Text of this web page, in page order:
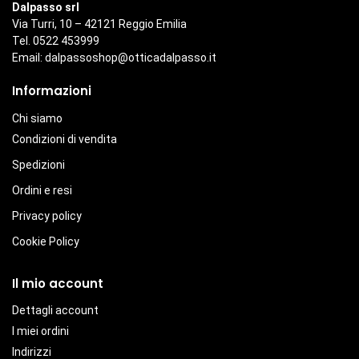
Dalpasso srl
Via Turri, 10 – 42121 Reggio Emilia
Tel. 0522 453999
Email: dalpassoshop@otticadalpasso.it
Informazioni
Chi siamo
Condizioni di vendita
Spedizioni
Ordini e resi
Privacy policy
Cookie Policy
Il mio account
Dettagli account
I miei ordini
Indirizzi